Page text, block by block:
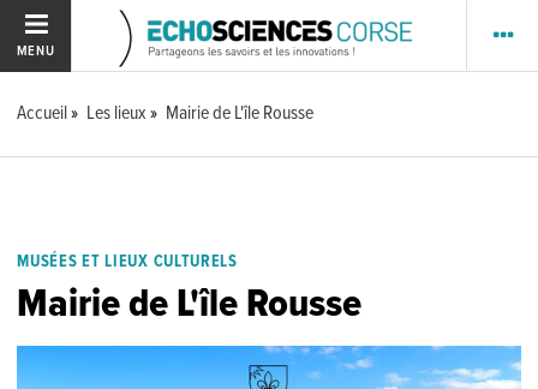
MENU
Accueil Les lieux Mairie de L'île Rousse
MUSÉES ET LIEUX CULTURELS
Mairie de L'île Rousse